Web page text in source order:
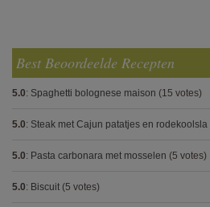
Best Beoordeelde Recepten
5.0: Spaghetti bolognese maison (15 votes)
5.0: Steak met Cajun patatjes en rodekoolsla
5.0: Pasta carbonara met mosselen (5 votes)
5.0: Biscuit (5 votes)